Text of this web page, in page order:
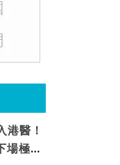
港醫！
場極震